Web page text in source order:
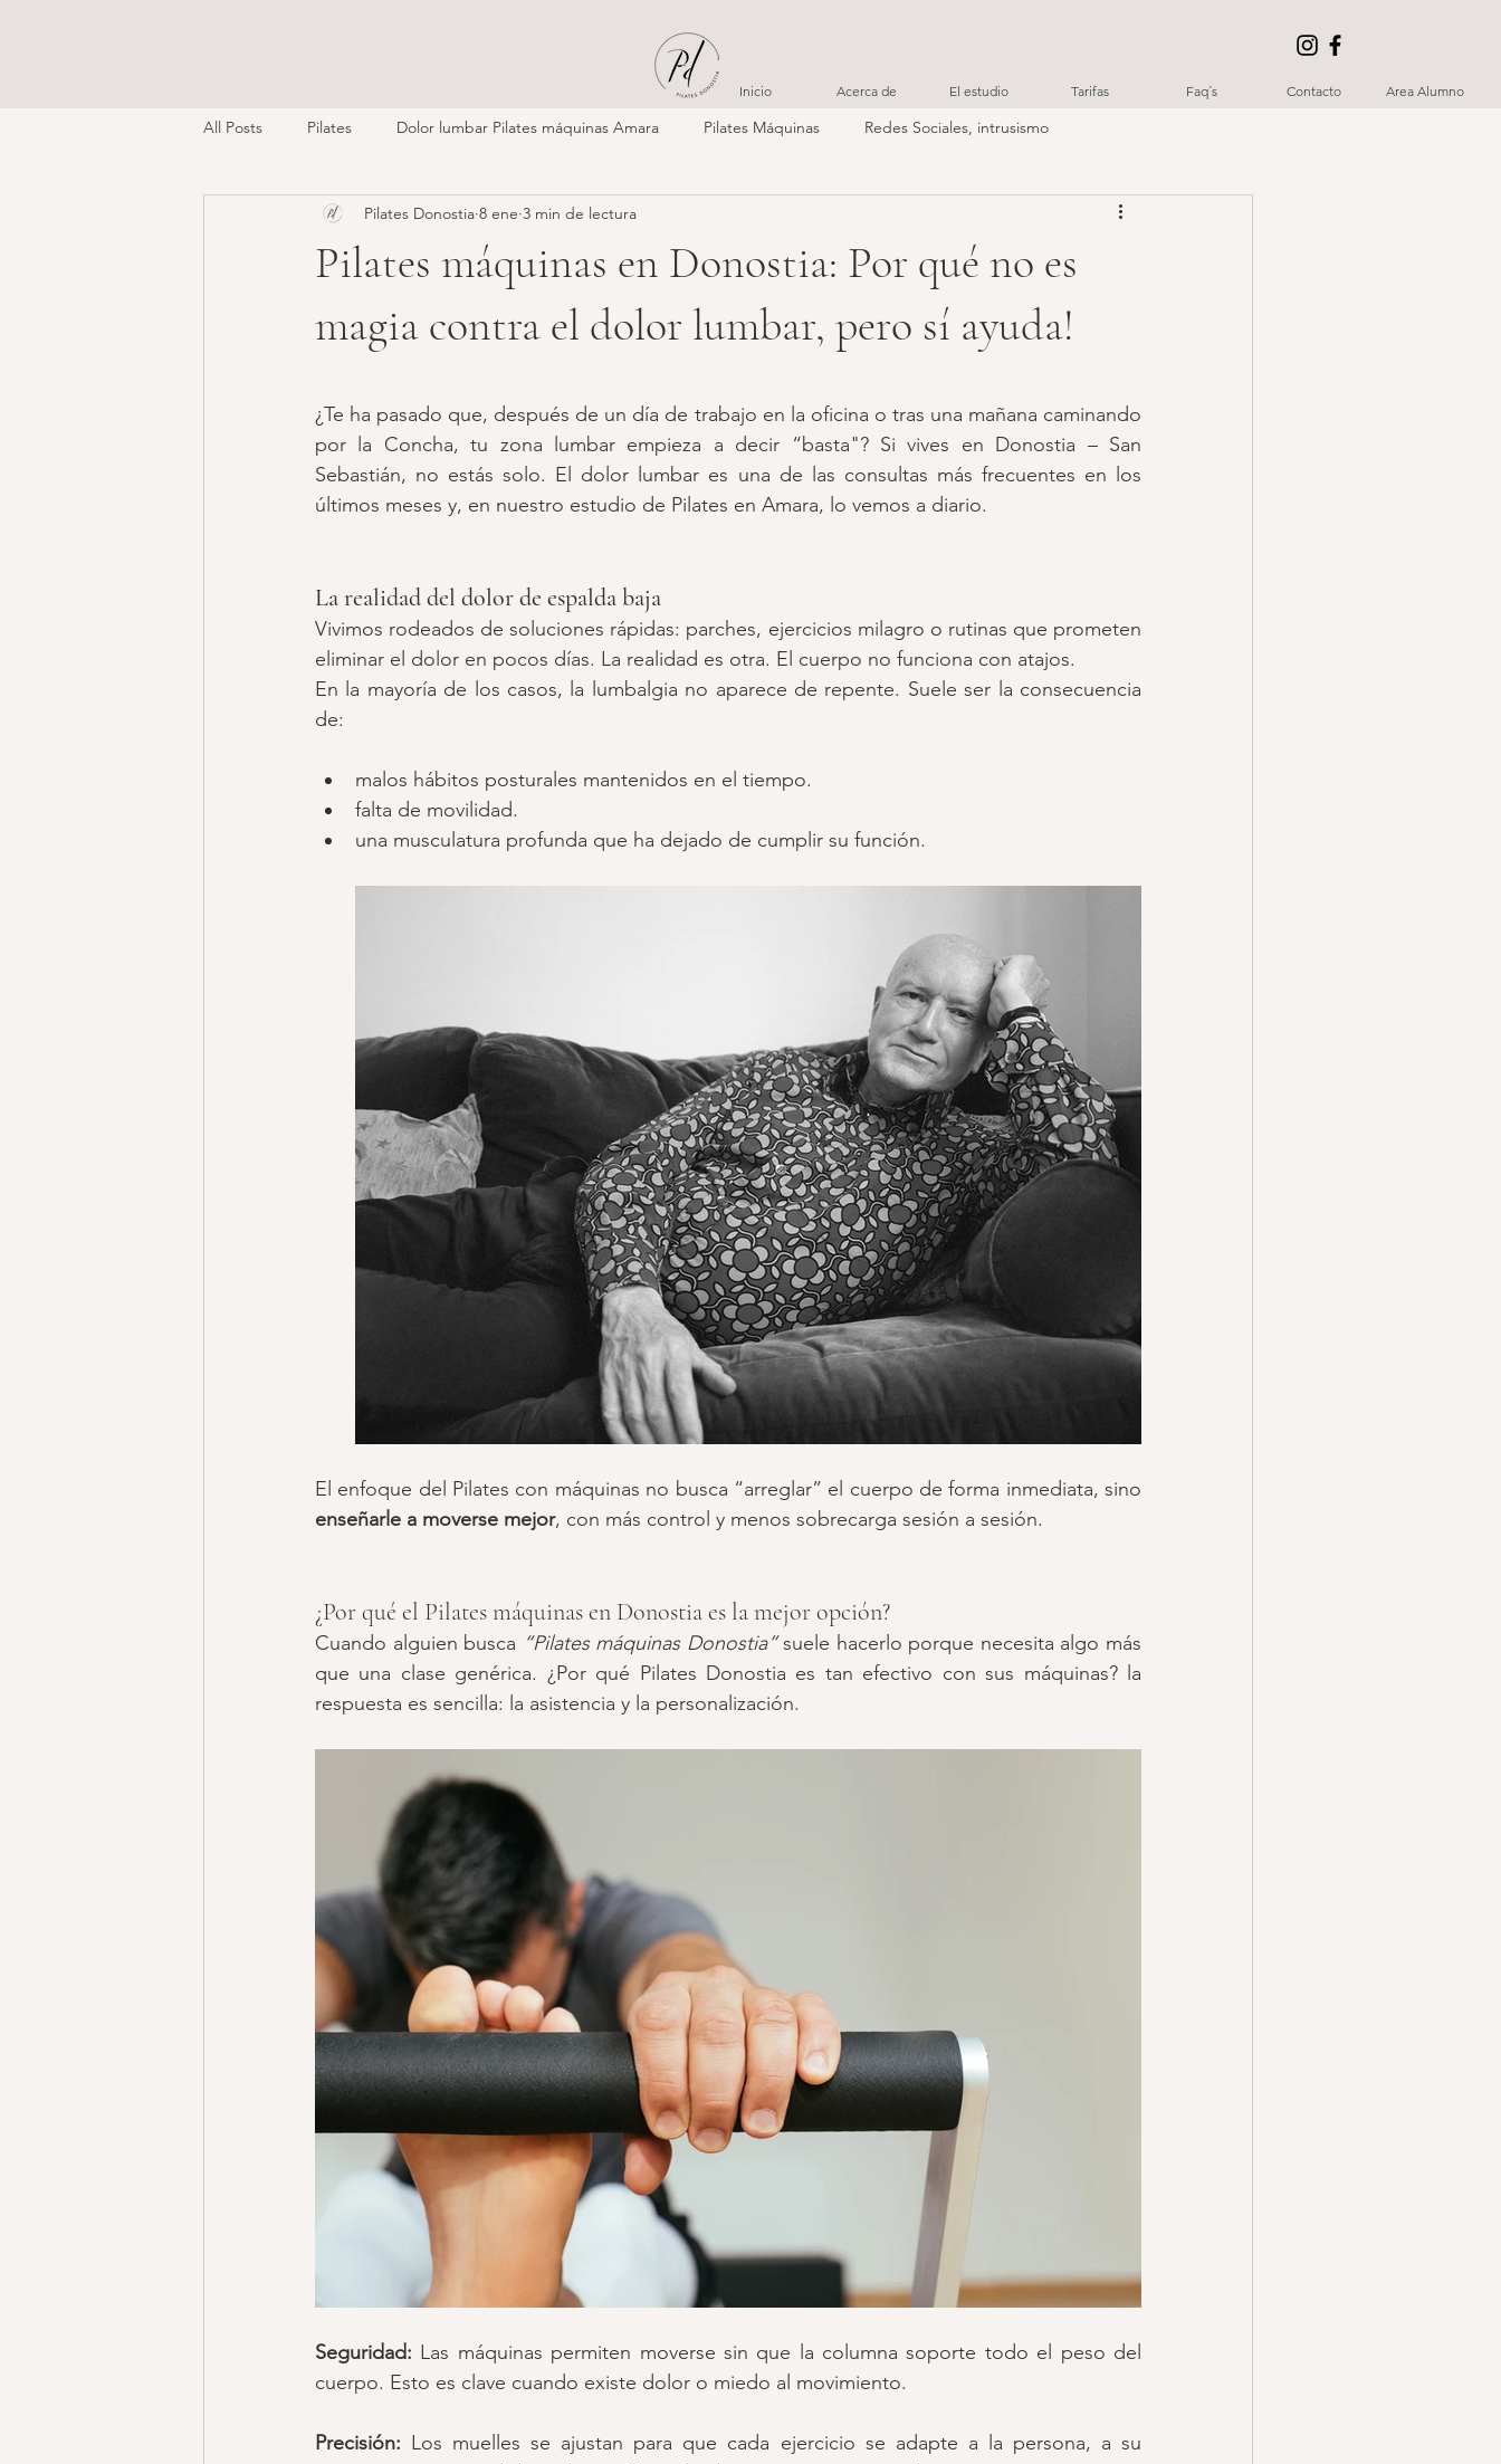
Inicio Acerca de El estudio Tarifas Faq´s Contacto Area Alumno
All Posts Pilates Dolor lumbar Pilates máquinas Amara Pilates Máquinas Redes Sociales, intrusismo
Rendimiento Deportivo
Pilates máquinas en Donostia: Por qué no es
magia contra el dolor lumbar, pero sí ayuda!
Pilates Donostia 8 ene 3 min de lectura
¿Te ha pasado que, después de un día de trabajo en la oficina o tras una mañana caminando
por la Concha, tu zona lumbar empieza a decir “basta"? Si vives en Donostia – San
Sebastián, no estás solo. El dolor lumbar es una de las consultas más frecuentes en los
últimos meses y, en nuestro estudio de Pilates en Amara, lo vemos a diario.
La realidad del dolor de espalda baja
Vivimos rodeados de soluciones rápidas: parches, ejercicios milagro o rutinas que prometen
eliminar el dolor en pocos días. La realidad es otra. El cuerpo no funciona con atajos.
En la mayoría de los casos, la lumbalgia no aparece de repente. Suele ser la consecuencia
de:
malos hábitos posturales mantenidos en el tiempo.
falta de movilidad.
una musculatura profunda que ha dejado de cumplir su función.
enseñarle a moverse mejor, con más control y menos sobrecarga sesión a sesión.
¿Por qué el Pilates máquinas en Donostia es la mejor opción?
Cuando alguien busca “Pilates máquinas Donostia” suele hacerlo porque necesita algo más
que una clase genérica. ¿Por qué Pilates Donostia es tan efectivo con sus máquinas? la
respuesta es sencilla: la asistencia y la personalización.
Seguridad: Las máquinas permiten moverse sin que la columna soporte todo el peso del
cuerpo. Esto es clave cuando existe dolor o miedo al movimiento.
Precisión: Los muelles se ajustan para que cada ejercicio se adapte a la persona, a su